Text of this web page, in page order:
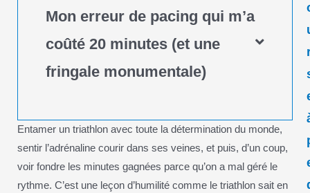
Mon erreur de pacing qui m’a
coûté 20 minutes (et une
fringale monumentale)
Entamer un triathlon avec toute la détermination du monde,
sentir l’adrénaline courir dans ses veines, et puis, d’un coup,
voir fondre les minutes gagnées parce qu’on a mal géré le
rythme. C’est une leçon d’humilité comme le triathlon sait en